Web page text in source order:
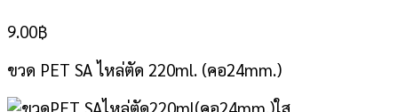
9.00฿
ขวด PET SA ไหล่ตัด 220ml. (คอ24mm.)